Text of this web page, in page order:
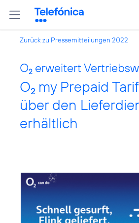
Zurück zu Pressemitteilungen 2022
O2 erweitert
O2 my Prepaid
über den
erhältlich